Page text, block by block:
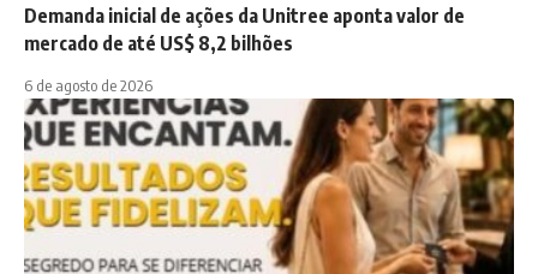
Demanda inicial de ações da Unitree aponta valor de
mercado de até US$ 8,2 bilhões
6 de agosto de 2026